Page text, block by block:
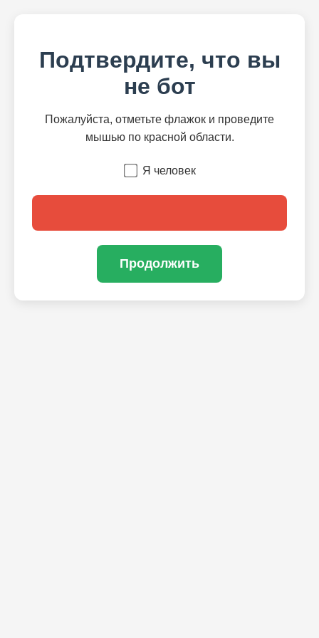
Подтвердите, что вы
не бот
Пожалуйста, отметьте флажок и проведите
мышью по красной области.
Я человек
Продолжить